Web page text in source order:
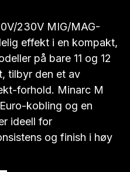
230V MIG/MAG-
effekt i en kompakt,
på bare 11 og 12
tilbyr den et av
forhold. Minarc M
kobling og en
ideell for
og finish i høy